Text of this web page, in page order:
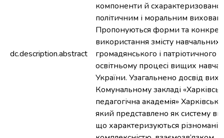
dc.description.abstract
компоненти й схарактеризовано
політичним і моральним
Пропонуються форми та
використання змісту
громадянського і патріотичного
освітньому процесі вищих
України. Узагальнено досвід
Комунальному закладі
педагогічна академія»
який представлено як систему
що характеризуються